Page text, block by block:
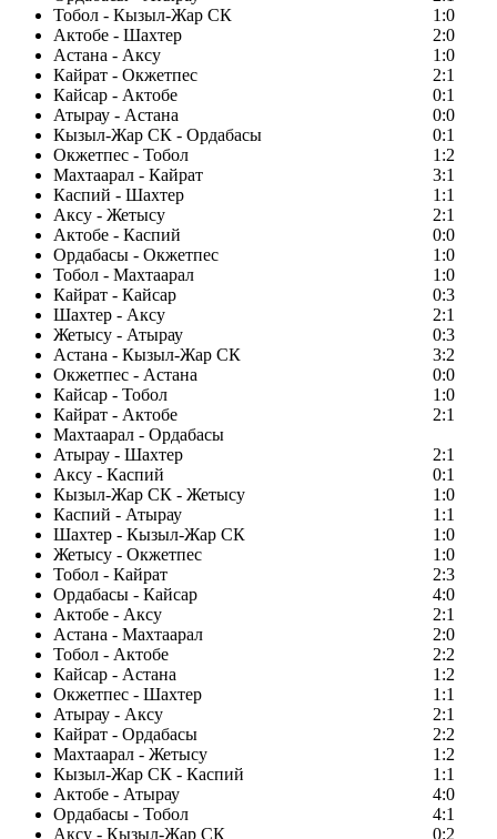
Тобол - Кызыл-Жар СК
1:0
Актобе - Шахтер
2:0
Астана - Аксу
1:0
Кайрат - Окжетпес
2:1
Кайсар - Актобе
0:1
Атырау - Астана
0:0
Кызыл-Жар СК - Ордабасы
0:1
Окжетпес - Тобол
1:2
Махтаарал - Кайрат
3:1
Каспий - Шахтер
1:1
Аксу - Жетысу
2:1
Актобе - Каспий
0:0
Ордабасы - Окжетпес
1:0
Тобол - Махтаарал
1:0
Кайрат - Кайсар
0:3
Шахтер - Аксу
2:1
Жетысу - Атырау
0:3
Астана - Кызыл-Жар СК
3:2
Окжетпес - Астана
0:0
Кайсар - Тобол
1:0
Кайрат - Актобе
2:1
Махтаарал - Ордабасы
Атырау - Шахтер
2:1
Аксу - Каспий
0:1
Кызыл-Жар СК - Жетысу
1:0
Каспий - Атырау
1:1
Шахтер - Кызыл-Жар СК
1:0
Жетысу - Окжетпес
1:0
Тобол - Кайрат
2:3
Ордабасы - Кайсар
4:0
Актобе - Аксу
2:1
Астана - Махтаарал
2:0
Тобол - Актобе
2:2
Кайсар - Астана
1:2
Окжетпес - Шахтер
1:1
Атырау - Аксу
2:1
Кайрат - Ордабасы
2:2
Махтаарал - Жетысу
1:2
Кызыл-Жар СК - Каспий
1:1
Актобе - Атырау
4:0
Ордабасы - Тобол
4:1
Аксу - Кызыл-Жар СК
0:2